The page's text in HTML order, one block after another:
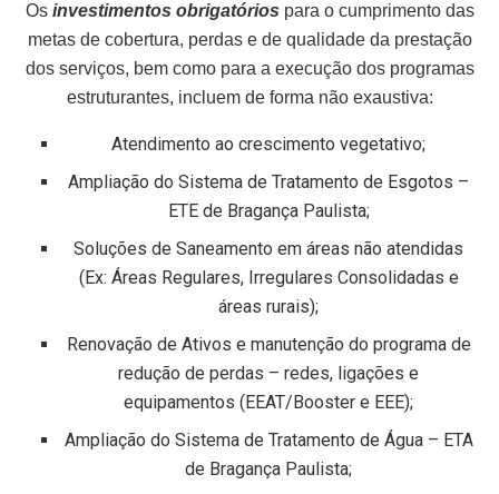
Os investimentos obrigatórios para o cumprimento das
metas de cobertura, perdas e de qualidade da prestação
dos serviços, bem como para a execução dos programas
estruturantes, incluem de forma não exaustiva:
Atendimento ao crescimento vegetativo;
Ampliação do Sistema de Tratamento de Esgotos –
ETE de Bragança Paulista;
Soluções de Saneamento em áreas não atendidas
(Ex: Áreas Regulares, Irregulares Consolidadas e
áreas rurais);
Renovação de Ativos e manutenção do programa de
redução de perdas – redes, ligações e
equipamentos (EEAT/Booster e EEE);
Ampliação do Sistema de Tratamento de Água – ETA
de Bragança Paulista;